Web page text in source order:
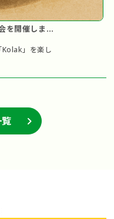
を開催しま
」を楽し